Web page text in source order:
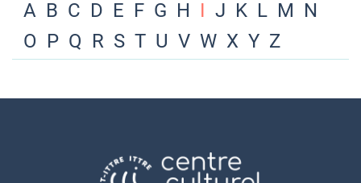
A B C D E F G H I J K L M N
O P Q R S T U V W X Y Z